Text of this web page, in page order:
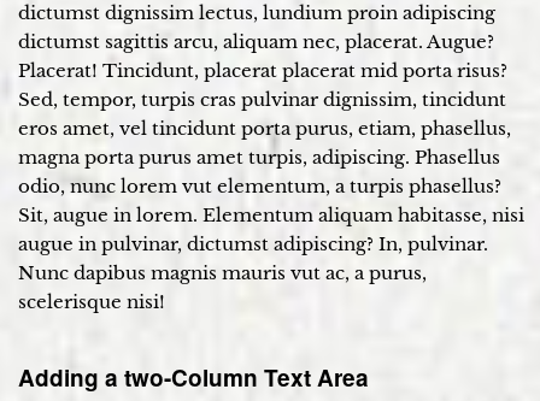
dictumst dignissim lectus, lundium proin adipiscing
dictumst sagittis arcu, aliquam nec, placerat. Augue?
Placerat! Tincidunt, placerat placerat mid porta risus?
Sed, tempor, turpis cras pulvinar dignissim, tincidunt
eros amet, vel tincidunt porta purus, etiam, phasellus,
magna porta purus amet turpis, adipiscing. Phasellus
odio, nunc lorem vut elementum, a turpis phasellus?
Sit, augue in lorem. Elementum aliquam habitasse, nisi
augue in pulvinar, dictumst adipiscing? In, pulvinar.
Nunc dapibus magnis mauris vut ac, a purus,
scelerisque nisi!
Adding a two-Column Text Area